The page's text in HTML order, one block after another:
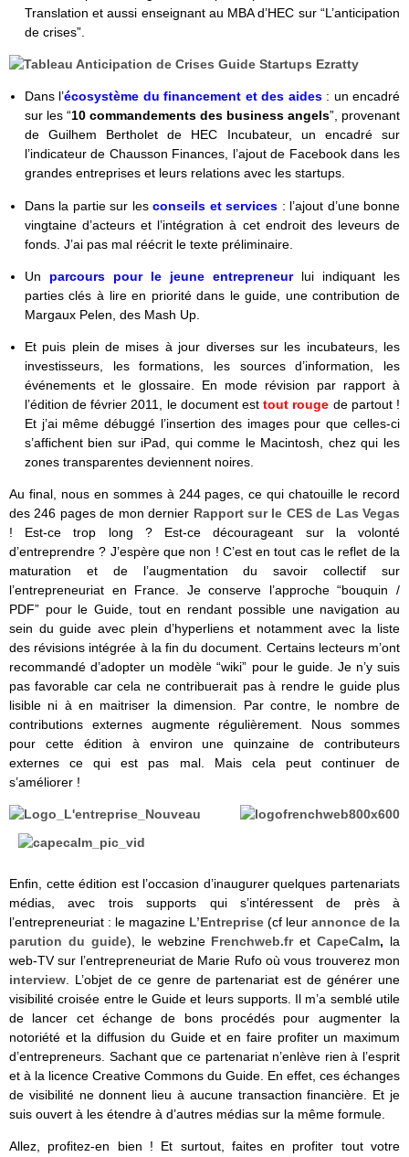
Translation et aussi enseignant au MBA d’HEC sur “L’anticipation
de crises”.
Dans l’écosystème du financement et des aides : un encadré
sur les “10 commandements des business angels”, provenant
de Guilhem Bertholet de HEC Incubateur, un encadré sur
l’indicateur de Chausson Finances, l’ajout de Facebook dans les
grandes entreprises et leurs relations avec les startups.
Dans la partie sur lesconseils et services : l’ajout d’une bonne
vingtaine d’acteurs et l’intégration à cet endroit des leveurs de
fonds. J’ai pas mal réécrit le texte préliminaire.
Un parcours pour le jeune entrepreneur lui indiquant les
parties clés à lire en priorité dans le guide, une contribution de
Margaux Pelen, des Mash Up.
Et puis plein de mises à jour diverses sur les incubateurs, les
investisseurs, les formations, les sources d’information, les
événements et le glossaire. En mode révision par rapport à
l’édition de février 2011, le document esttout rouge de partout !
Et j’ai même débuggé l’insertion des images pour que celles-ci
s’affichent bien sur iPad, qui comme le Macintosh, chez qui les
zones transparentes deviennent noires.
Au final, nous en sommes à 244 pages, ce qui chatouille le record
des 246 pages de mon dernier Rapport sur le CES de Las Vegas
! Est-ce trop long ? Est-ce décourageant sur la volonté
d’entreprendre ? J’espère que non ! C’est en tout cas le reflet de la
maturation et de l’augmentation du savoir collectif sur
l’entrepreneuriat en France. Je conserve l’approche “bouquin /
PDF” pour le Guide, tout en rendant possible une navigation au
sein du guide avec plein d’hyperliens et notamment avec la liste
des révisions intégrée à la fin du document. Certains lecteurs m’ont
recommandé d’adopter un modèle “wiki” pour le guide. Je n’y suis
pas favorable car cela ne contribuerait pas à rendre le guide plus
lisible ni à en maitriser la dimension. Par contre, le nombre de
contributions externes augmente régulièrement. Nous sommes
pour cette édition à environ une quinzaine de contributeurs
externes ce qui est pas mal. Mais cela peut continuer de
s’améliorer !
Enfin, cette édition est l’occasion d’inaugurer quelques partenariats
médias, avec trois supports qui s’intéressent de près à
l’entrepreneuriat : le magazine L’Entreprise (cf leur annonce de la
parution du guide), le webzine Frenchweb.fretCapeCalm, la
web-TV sur l’entrepreneuriat de Marie Rufo où vous trouverez mon
interview . L’objet de ce genre de partenariat est de générer une
visibilité croisée entre le Guide et leurs supports. Il m’a semblé utile
de lancer cet échange de bons procédés pour augmenter la
notoriété et la diffusion du Guide et en faire profiter un maximum
d’entrepreneurs. Sachant que ce partenariat n’enlève rien à l’esprit
et à la licence Creative Commons du Guide. En effet, ces échanges
de visibilité ne donnent lieu à aucune transaction financière. Et je
suis ouvert à les étendre à d’autres médias sur la même formule.
Allez, profitez-en bien ! Et surtout, faites en profiter tout votre